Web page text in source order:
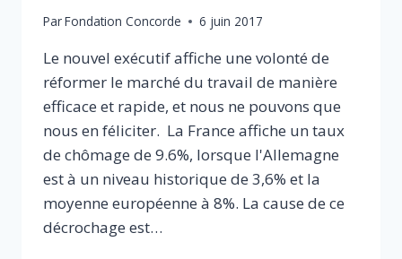
ParFondation Concorde 6 juin 2017
Le nouvel exécutif affiche une volonté de
réformer le marché du travail de manière
efficace et rapide, et nous ne pouvons que
nous en féliciter. La France affiche un taux
de chômage de 9.6%, lorsque l'Allemagne
est à un niveau historique de 3,6% et la
moyenne européenne à 8%. La cause de ce
décrochage est…